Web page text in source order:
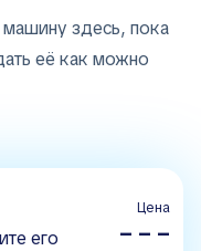
здесь, пока
её как можно
его
Цена
– – –